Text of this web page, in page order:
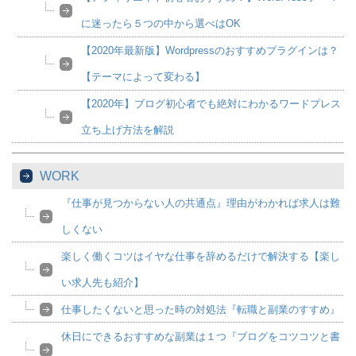
に迷ったら５つの中から選べはOK
【2020年最新版】Wordpressのおすすめプラグインは？
【テーマによって変わる】
【2020年】ブログ初心者でも絶対にわかるワードプレス
立ち上げ方法を解説
WORK
『仕事が見つからない人の共通点』理由がわかれば求人は難
しくない
楽しく働くコツはイヤな仕事を辞めるだけで解決する【楽し
い求人先も紹介】
仕事したくないと思った時の対処法『転職と副業のすすめ』
休日にできるおすすめな副業は１つ『ブログをコツコツと書